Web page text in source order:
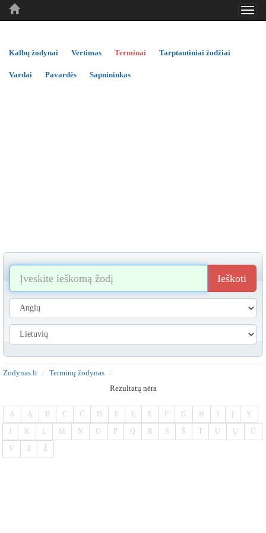
..
..
Kalbų žodynai Vertimas Terminai Tarptautiniai žodžiai
Vardai Pavardės Sapnininkas
Ieškoti
Zodynas.lt
Terminų žodynas
Rezultatų nėra
A Ą B C Č D E Ę Ė F G H Y
J K L M N O P Q R S Š T U Ų Ū
V Z Ž